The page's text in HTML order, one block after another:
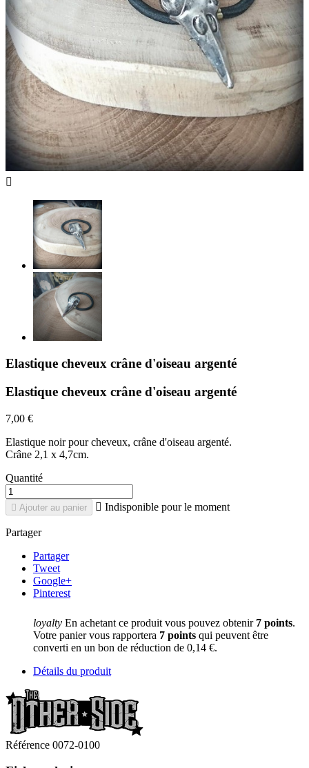

Elastique cheveux crâne d'oiseau argenté
Elastique cheveux crâne d'oiseau argenté
7,00 €
Elastique noir pour cheveux, crâne d'oiseau argenté.
Crâne 2,1 x 4,7cm.
Quantité
 Ajouter au panier  Indisponible pour le moment
Partager
Partager
Tweet
Google+
Pinterest
loyalty En achetant ce produit vous pouvez obtenir 7 points.
Votre panier vous rapportera 7 points qui peuvent être
converti en un bon de réduction de 0,14 €.
Détails du produit
Référence 0072-0100